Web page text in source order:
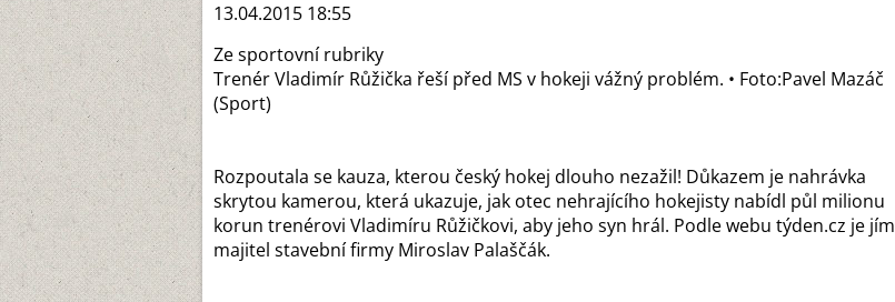
13.04.2015 18:55
Ze sportovní rubriky
Trenér Vladimír Růžička řeší před MS v hokeji vážný problém. • Foto:Pavel Mazáč
(Sport)
Rozpoutala se kauza, kterou český hokej dlouho nezažil! Důkazem je nahrávka
skrytou kamerou, která ukazuje, jak otec nehrajícího hokejisty nabídl půl milionu
korun trenérovi Vladimíru Růžičkovi, aby jeho syn hrál. Podle webu týden.cz je jím
majitel stavební firmy Miroslav Palaščák.